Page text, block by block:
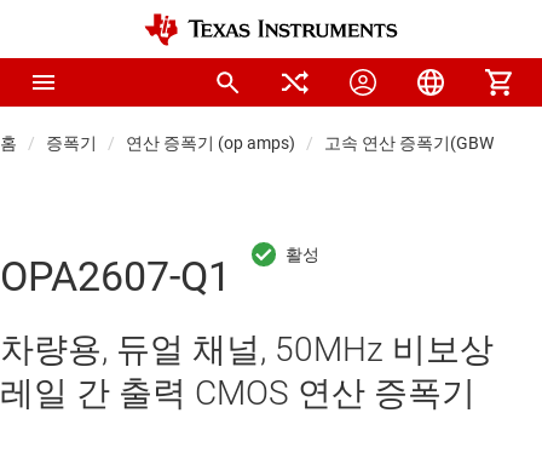
홈 증폭기 연산 증폭기 (op amps) 고속 연산 증폭기(GBW ≥
OPA2607-Q1
차량용, 듀얼 채널, 50MHz 비보상
레일 간 출력 CMOS 연산 증폭기